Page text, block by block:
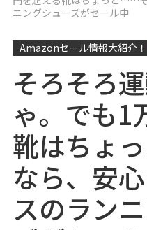
ニングシューズがセール中
Amazonセール情報大紹介！
そろそろ
ゃ。でも1
靴はちょ
なら、安
スのラン